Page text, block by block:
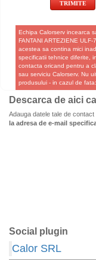
Echipa Calorserv incearca
FANTANI ARTEZIENE
acestea sa contina mici
specificatii tehnice diferite,
contacta oricand pentru a
sau serviciu Calorserv. Nu
produsului - in cazul de
Descarca de aici
Adauga datele tale de
la adresa de e-mail
Social plugin
Calor SRL